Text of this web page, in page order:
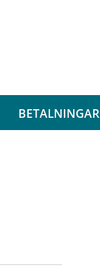
BETALNINGAR